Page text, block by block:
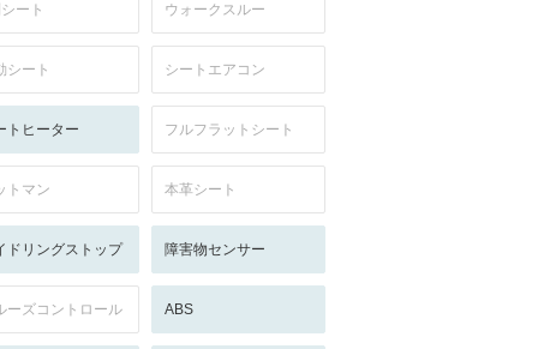
ート ウォークスルー
シート シートエアコン
トヒーター フルフラットシート
トマン 本革シート
ドリングストップ 障害物センサー
ーズコントロール ABS